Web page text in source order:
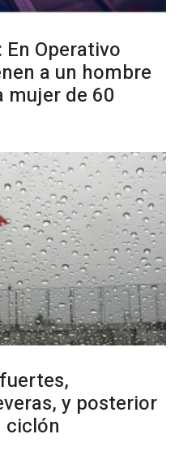
llega a Durazno
de formación
Thai en Complejo